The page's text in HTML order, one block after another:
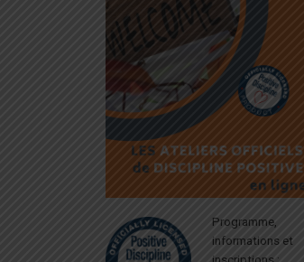
Programme,
informations et